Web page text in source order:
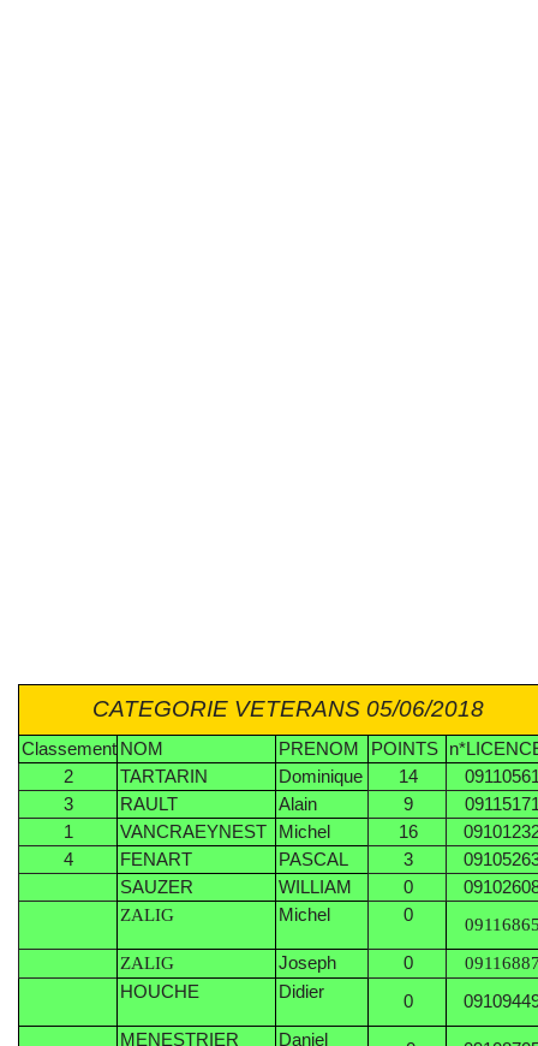
CATEGORIE VETERANS 05/06/2018
Classement NOM PRENOM POINTS
2
TARTARIN Dominique 14
3
RAULT Alain 9
1
VANCRAEYNEST Michel 16
4
FENART PASCAL 3
SAUZER
WILLIAM 0
ZALIG Michel 0
ZALIG
Joseph 0
HOUCHE Didier 0
MENESTRIER
Daniel